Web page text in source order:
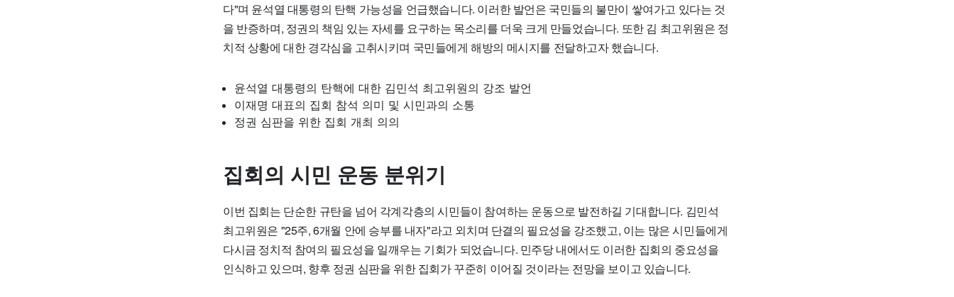
다"며 윤석열 대통령의 탄핵 가능성을 언급했습니다. 이러한 발언은 국민들의 불만이 쌓여가고 있다는 것
을 반증하며, 정권의 책임 있는 자세를 요구하는 목소리를 더욱 크게 만들었습니다. 또한 김 최고위원은 정
치적 상황에 대한 경각심을 고취시키며 국민들에게 해방의 메시지를 전달하고자 했습니다.
윤석열 대통령의 탄핵에 대한 김민석 최고위원의 강조 발언
이재명 대표의 집회 참석 의미 및 시민과의 소통
정권 심판을 위한 집회 개최 의의
집회의 시민 운동 분위기
이번 집회는 단순한 규탄을 넘어 각계각층의 시민들이 참여하는 운동으로 발전하길 기대합니다. 김민석
최고위원은 "25주, 6개월 안에 승부를 내자"라고 외치며 단결의 필요성을 강조했고, 이는 많은 시민들에게
다시금 정치적 참여의 필요성을 일깨우는 기회가 되었습니다. 민주당 내에서도 이러한 집회의 중요성을
인식하고 있으며, 향후 정권 심판을 위한 집회가 꾸준히 이어질 것이라는 전망을 보이고 있습니다.